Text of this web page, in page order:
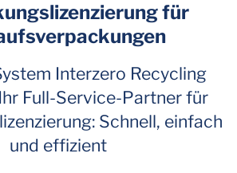
für
Interzero Recycling
Full-Service-Partner für
Schnell, einfach
und effizient